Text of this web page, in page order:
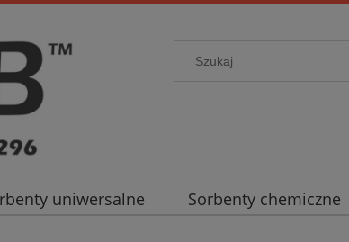
uniwersalne Sorbenty chemiczne